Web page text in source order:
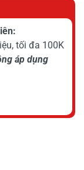
tối đa 100K
áp dụng